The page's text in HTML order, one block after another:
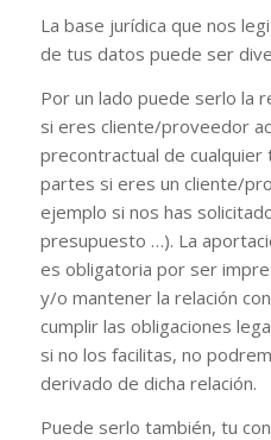
La base jurídica que nos
de tus datos puede ser
Por un lado puede serlo la
si eres cliente/proveedor
precontractual de
partes si eres un cliente/
ejemplo si nos has
presupuesto …). La
es obligatoria por ser
y/o mantener la relación
cumplir las obligaciones
si no los facilitas, no
derivado de dicha relación.
Puede serlo también, tu